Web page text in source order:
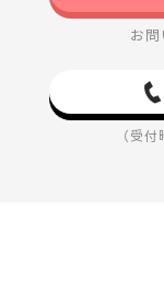
お
（受